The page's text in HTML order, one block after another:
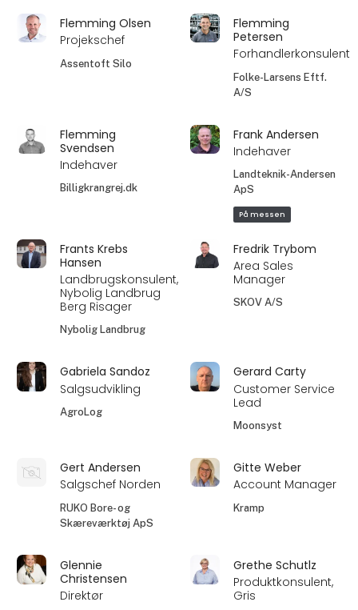
Flemming Olsen
Projekschef
Assentoft Silo
Flemming
Petersen
Forhandlerkonsulent
Folke-Larsens Eftf.
A/S
Flemming
Svendsen
Indehaver
Billigkrangrej.dk
Frank Andersen
Indehaver
Landteknik-Andersen
ApS
På messen
Frants Krebs
Hansen
Landbrugskonsulent,
Nybolig Landbrug
Berg Risager
Nybolig Landbrug
Fredrik Trybom
Area Sales
Manager
SKOV A/S
Gabriela Sandoz
Salgsudvikling
AgroLog
Gerard Carty
Customer Service
Lead
Moonsyst
Gert Andersen
Salgschef Norden
RUKO Bore- og
Skæreværktøj ApS
Gitte Weber
Account Manager
Kramp
Glennie
Christensen
Direktør
Grethe Schutlz
Produktkonsulent,
Gris